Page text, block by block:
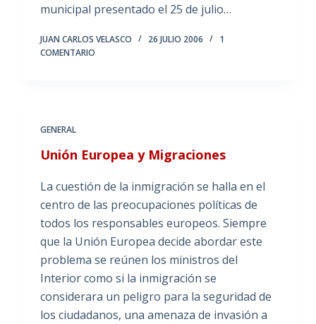
municipal presentado el 25 de julio…
JUAN CARLOS VELASCO 26 JULIO 2006
1
COMENTARIO
GENERAL
Unión Europea y Migraciones
La cuestión de la inmigración se halla en el
centro de las preocupaciones políticas de
todos los responsables europeos. Siempre
que la Unión Europea decide abordar este
problema se reúnen los ministros del
Interior como si la inmigración se
considerara un peligro para la seguridad de
los ciudadanos, una amenaza de invasión a